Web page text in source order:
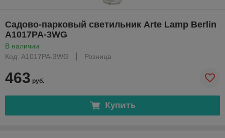
Садово-парковый светильник Arte Lamp Berlin
A1017PA-3WG
В наличии
Код: A1017PA-3WG
Розница
463 руб.
Купить